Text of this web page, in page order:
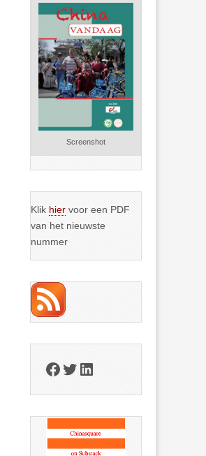
spectaculaire
rekensom vooral
de industriële
achterstand die
… >> lees meer
Screenshot
Klik hier voor een PDF
van het nieuwste
nummer
Facebook
Twitter
LinkedIn